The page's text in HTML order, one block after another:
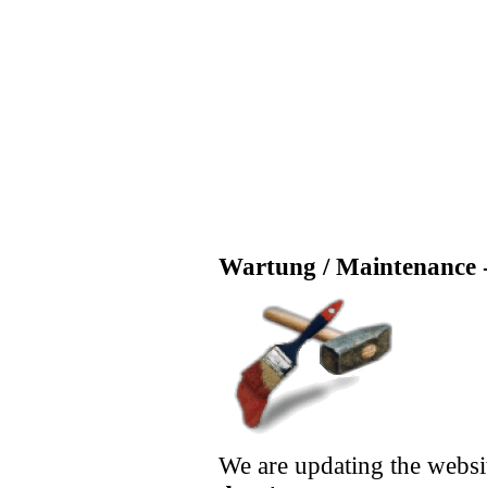
Wartung / Maintenance
We are updating the